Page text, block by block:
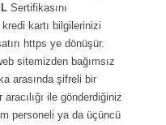
Sertifikasını
kartı bilgilerinizi
https ye dönüşür.
sitemizden bağımsız
arasında şifreli bir
ile gönderdiğiniz
personeli ya da üçüncü